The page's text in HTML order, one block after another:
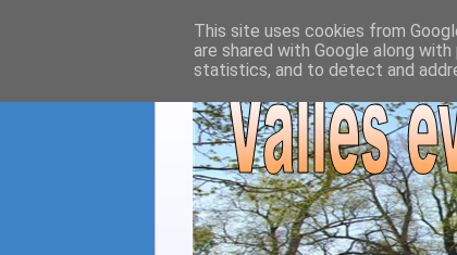
This site uses cookies from
are shared with Google along
statistics, and to detect and